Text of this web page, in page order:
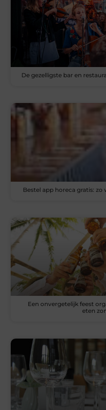
De gezelligste bar en
Bestel app horeca gratis:
Een onvergetelijk feest
eten